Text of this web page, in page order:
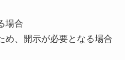
場合
め、開示が必要となる場合